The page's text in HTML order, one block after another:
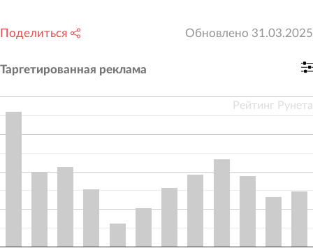
Поделиться Обновлено 31.03.2025
Таргетированная реклама
Рейтинг Рунета